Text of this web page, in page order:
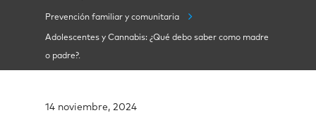
Prevención familiar y comunitaria
Adolescentes y Cannabis: ¿Qué debo saber como madre
o padre?.
14 noviembre, 2024